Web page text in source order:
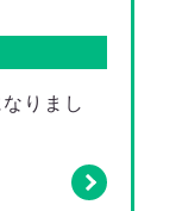
りまし